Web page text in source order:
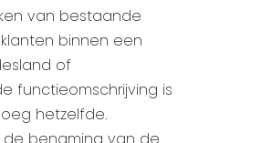
van bestaande
binnen een
of
functieomschrijving is
hetzelfde.